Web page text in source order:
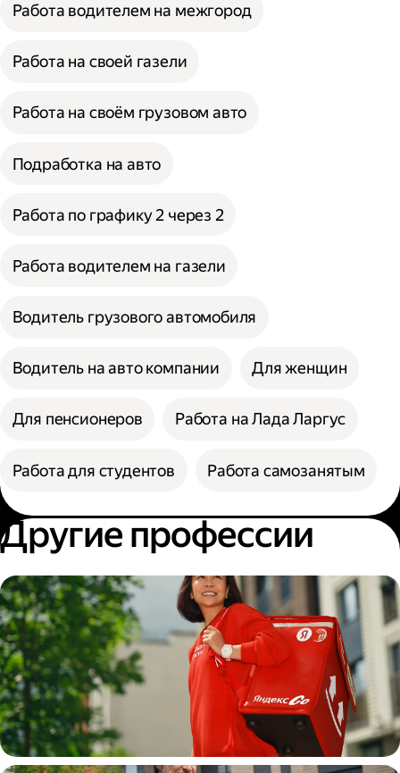
Работа водителем на межгород
Работа на своей газели
Работа на своём грузовом авто
Подработка на авто
Работа по графику 2 через 2
Работа водителем на газели
Водитель грузового автомобиля
Водитель на авто компании Для женщин
Для пенсионеров Работа на Лада Ларгус
Работа для студентов Работа самозанятым
Другие профессии